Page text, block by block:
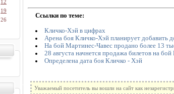
12
19
26
Ссылки по теме:
Кличко-Хэй в цифрах
Арена боя Кличко-Хэй планирует добавить
На бой Мартинес-Чавес продано более 13
28 августа начнется продажа билетов на
Определена дата боя Кличко - Хэй
Уважаемый посетитель вы вошли на сайт как